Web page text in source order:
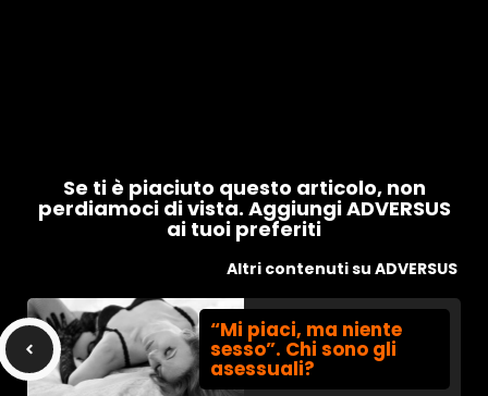
Se ti è piaciuto questo articolo, non
perdiamoci di vista. Aggiungi ADVERSUS
ai tuoi preferiti
Altri contenuti su ADVERSUS
“Mi piaci, ma niente
sesso”. Chi sono gli
asessuali?